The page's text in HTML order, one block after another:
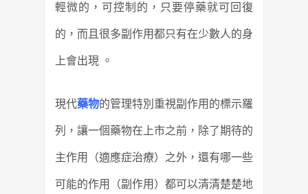
輕微的，可控制的，只要停藥就可回復
的， 而且很多副作用都只有在少數人的身
上會出現 。
現代藥物的管理特別重視副作用的標示羅
列，讓一個藥物在上市之前，除了期待的
主作用（適應症治療）之外，還有哪一些
可能的作用（副作用）都可以清清楚楚地